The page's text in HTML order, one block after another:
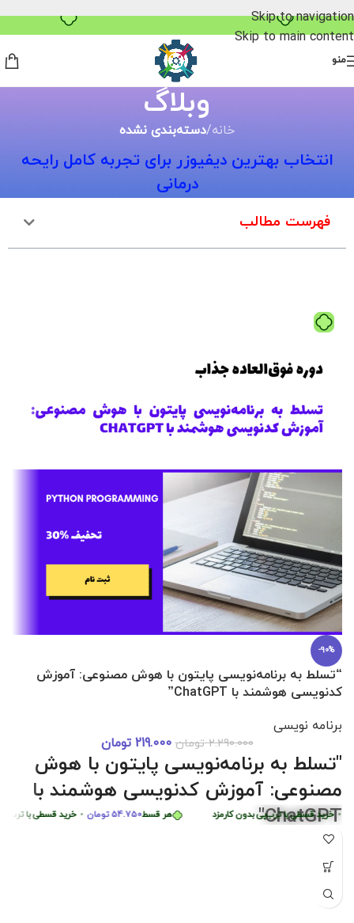
Skip to navigation
Skip to main content
منو
وبلاگ
خانه/دسته‌بندی نشده
انتخاب بهترین دیفیوزر برای تجربه کامل رایحه
درمانی
فهرست مطالب
هر قسط 54.750تومان • خرید قسطی با ترب‌پی قسطی با ترب‌پی بدون کارمزد
-90%
“تسلط به برنامه‌نویسی پایتون با هوش مصنوعی: آموزش
کدنویسی هوشمند با ChatGPT”
برنامه نویسی
2.290.000 تومان 219.000 تومان
"تسلط به برنامه‌نویسی پایتون با هوش
مصنوعی: آموزش کدنویسی هوشمند با
ChatGPT"
"با شرکت در این دوره جامع و کاربردی، به راحتی مهارت‌های
برنامه‌نویسی پایتون را از سطح مبتدی تا پیشرفته با کمک هوش
آموزشی، شما را قادر می‌سازد تا به سرعت الگوریتم‌های پیچیده را
هر قسط خرید قسطی با ترب‌پی بدون کارمزد
هر قسط هر قسط449.975 تومان • خرید قسطی با ترب‌پی بدون کارمزد